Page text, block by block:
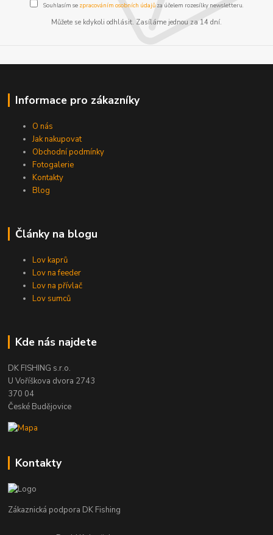
Souhlasím se zpracováním osobních údajůza účelem rozesílky newsletteru.
Můžete se kdykoli odhlásit. Zasíláme jednou za 14 dní.
Informace pro zákazníky
O nás
Jak nakupovat
Obchodní podmínky
Fotogalerie
Kontakty
Blog
Články na blogu
Lov kaprů
Lov na feeder
Lov na přívlač
Lov sumců
Kde nás najdete
DK FISHING s.r.o.
U Voříškova dvora 2743
370 04
České Budějovice
Kontakty
Zákaznická podpora DK Fishing